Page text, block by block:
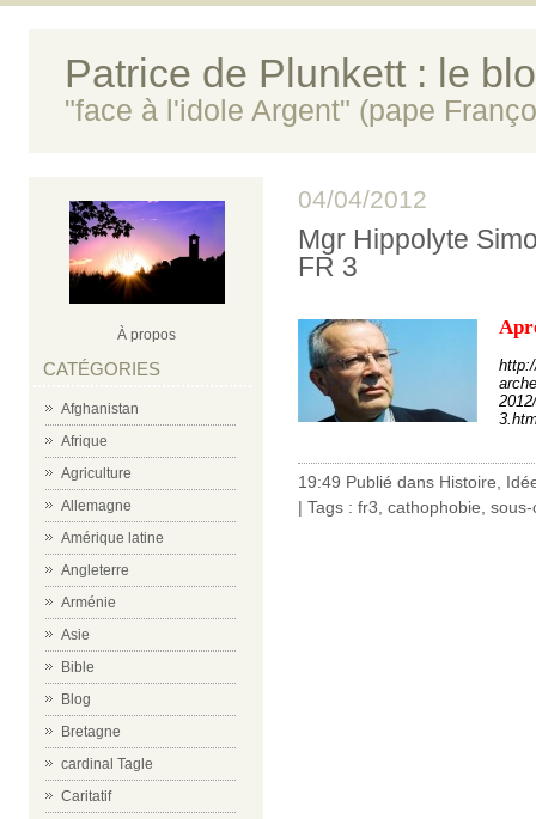
Patrice de Plunkett : le
"face à l'idole Argent" (pape
À propos
CATÉGORIES
Afghanistan
Afrique
Agriculture
Allemagne
Amérique latine
Angleterre
Arménie
Asie
Bible
Blog
Bretagne
cardinal Tagle
Caritatif
04/04/2012
Mgr Hippolyte
FR 3
19:49 Publié dans Histoire
| Tags : fr3 cathophobie